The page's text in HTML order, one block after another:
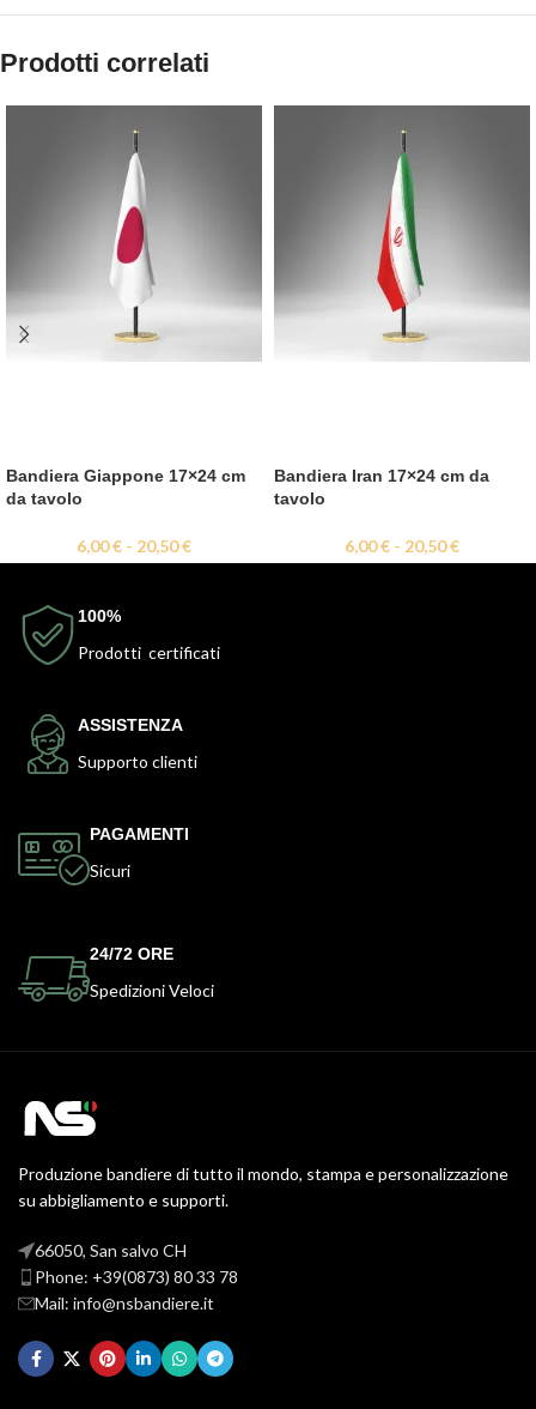
Prodotti correlati
Bandiera Giappone 17×24 cm
da tavolo
6,00€ - 20,50€
Bandiera Iran 17×24 cm da
tavolo
6,00€ - 20,50€
100%
Prodotti certificati
ASSISTENZA
Supporto clienti
PAGAMENTI
Sicuri
24/72 ORE
Spedizioni Veloci
Produzione bandiere di tutto il mondo, stampa e personalizzazione
su abbigliamento e supporti.
66050, San salvo CH
Phone: +39(0873) 80 33 78
Mail: info@nsbandiere.it